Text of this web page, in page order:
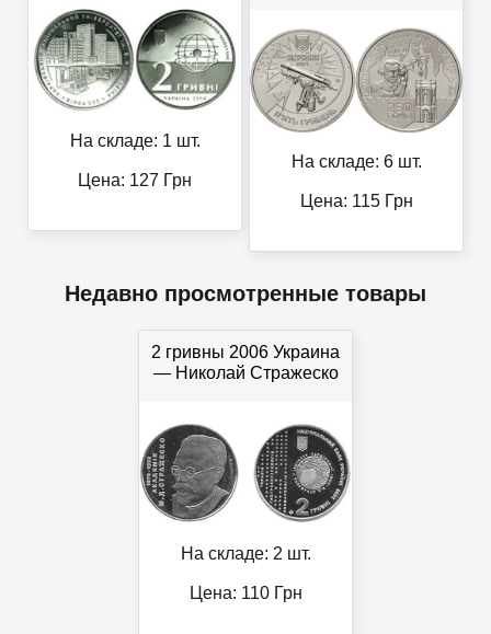
На складе: 1 шт.
Цена: 127 Грн
На складе: 6 шт.
Цена: 115Грн
Недавно просмотренные товары
2 гривны 2006 Украина
— Николай Стражеско
На складе: 2 шт.
Цена: 110Грн